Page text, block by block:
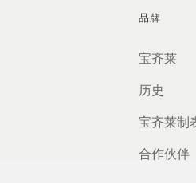
品牌
宝齐莱
历史
宝齐莱制
合作伙伴